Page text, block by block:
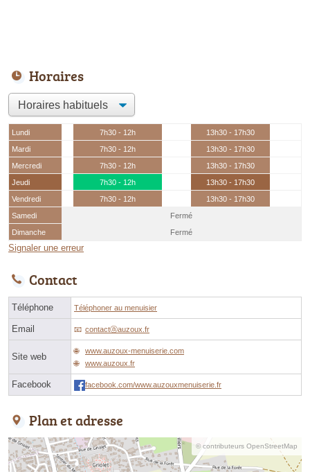
Horaires
Lundi 7h30 - 12h
13h30 - 17h30
Mardi
7h30 - 12h
13h30 - 17h30
Mercredi
7h30 - 12h
13h30 - 17h30
Jeudi
7h30 - 12h
13h30 - 17h30
Vendredi
7h30 - 12h
13h30 - 17h30
Samedi
Fermé
Dimanche
Fermé
Signaler une erreur
Contact
Téléphone Téléphoner au menuisier
Email contactⓐauzoux.fr
Site web
www.auzoux-menuiserie.com
www.auzoux.fr
Facebook facebook.com/www.auzouxmenuiserie.fr
Plan et adresse
© contributeurs OpenStreetMap